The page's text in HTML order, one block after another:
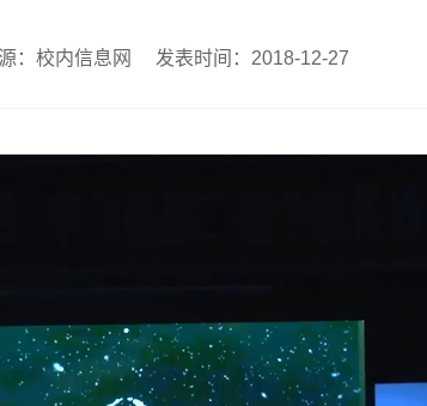
：校内信息网 发表时间：2018-12-27